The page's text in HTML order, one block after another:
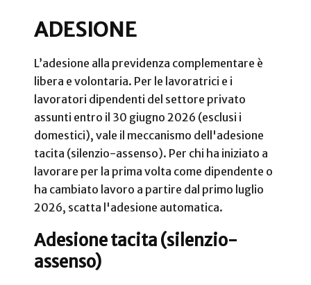
ADESIONE
L’adesione alla previdenza complementare è
libera e volontaria. Per le lavoratrici e i
lavoratori dipendenti del settore privato
assunti entro il 30 giugno 2026 (esclusi i
domestici), vale il meccanismo dell'adesione
tacita (silenzio-assenso). Per chi ha iniziato a
lavorare per la prima volta come dipendente o
ha cambiato lavoro a partire dal primo luglio
2026, scatta l'adesione automatica.
Adesione tacita (silenzio-
assenso)